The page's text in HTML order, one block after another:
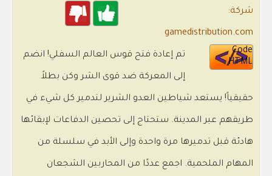
شركة:
gamedistribution.com
Code
HTML
تم إعادة فتح قوس العالم السفلي! انضم
إلى المعركة ضد قوى الشر وكن بطلاً
حقيقياً! يستعد شياطين العدو الشرير لتدمير كل شيء في
طريقهم عبر المدينة. ستحتاج إلى تحصين الدفاعات لإبقائها
هادئة قبل تدميرها مرة واحدة وإلى الأبد في سلسلة من
المهام الملحمية. اجمع عددًا من المحاربين الشجعان